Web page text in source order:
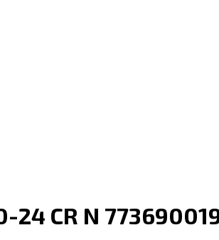
24 CR N